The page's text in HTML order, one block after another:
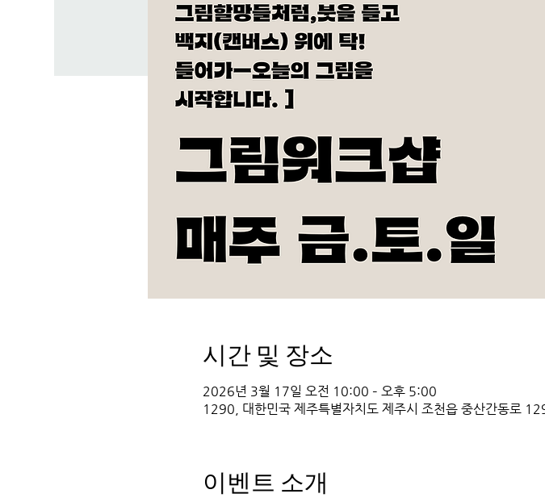
시간 및 장소
2026년 3월 17일 오전 10:00 – 오후 5:00
1290, 대한민국 제주특별자치도 제주시 조천읍 중산간동로
이벤트 소개